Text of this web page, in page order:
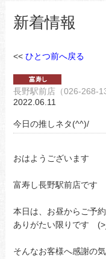
新着情報
<< ひとつ前へ戻る
長野駅前店（026-268-
2022.06.11
今日の推しネタ(^^)/
おはようございます
富寿し長野駅前店です
本日は、お昼からご予
ありがたい限りです
そんなお客様へ感謝の